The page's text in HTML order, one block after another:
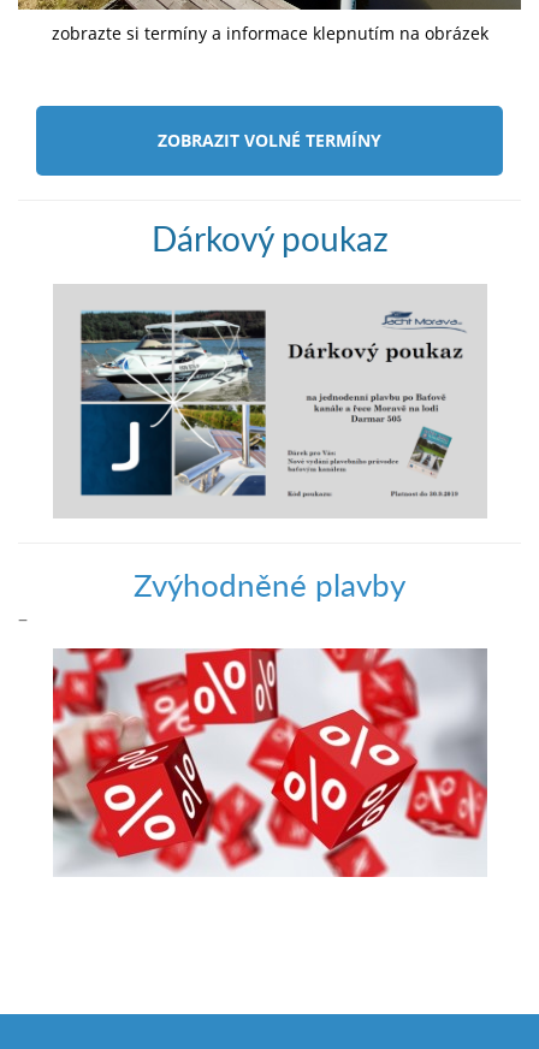
zobrazte si termíny a informace klepnutím na obrázek
ZOBRAZIT VOLNÉ TERMÍNY
Dárkový poukaz
Zvýhodněné plavby
–